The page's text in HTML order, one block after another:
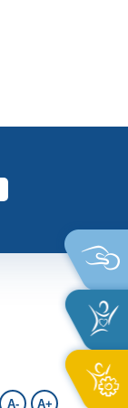
A- A+